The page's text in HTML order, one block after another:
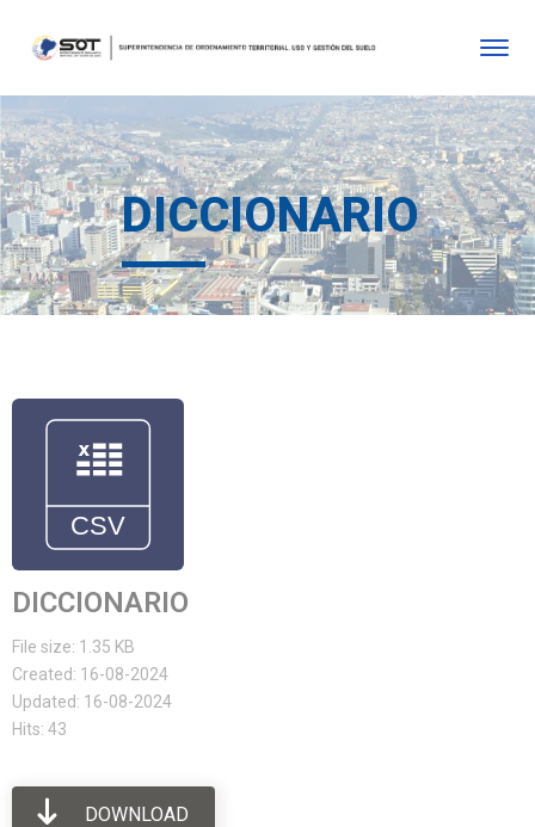
DICCIONARIO
DICCIONARIO
File size: 1.35 KB
Created: 16-08-2024
Updated: 16-08-2024
Hits: 43
DOWNLOAD